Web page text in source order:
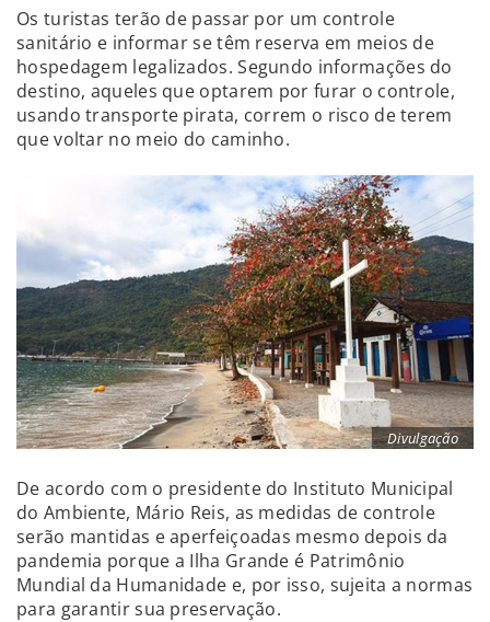
Os turistas terão de passar por um controle
sanitário e informar se têm reserva em meios de
hospedagem legalizados. Segundo informações do
destino, aqueles que optarem por furar o controle,
usando transporte pirata, correm o risco de terem
que voltar no meio do caminho.
Divulgação
De acordo com o presidente do Instituto Municipal
do Ambiente, Mário Reis, as medidas de controle
serão mantidas e aperfeiçoadas mesmo depois da
pandemia porque a Ilha Grande é Patrimônio
Mundial da Humanidade e, por isso, sujeita a normas
para garantir sua preservação.